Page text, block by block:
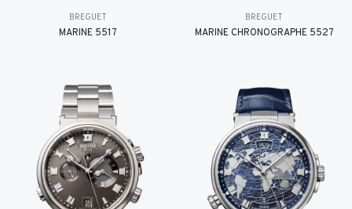
BREGUET
MARINE 5517
BREGUET
MARINE CHRONOGRAPHE 5527